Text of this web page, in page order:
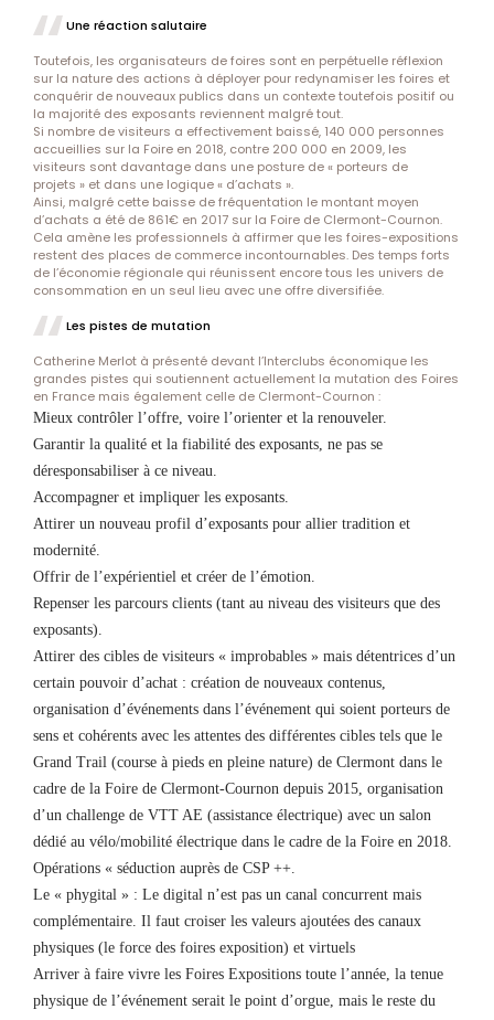
Une réaction salutaire
Toutefois, les organisateurs de foires sont en perpétuelle réflexion
sur la nature des actions à déployer pour redynamiser les foires et
conquérir de nouveaux publics dans un contexte toutefois positif ou
la majorité des exposants reviennent malgré tout.
Si nombre de visiteurs a effectivement baissé, 140 000 personnes
accueillies sur la Foire en 2018, contre 200 000 en 2009, les
visiteurs sont davantage dans une posture de « porteurs de
projets » et dans une logique « d’achats ».
Ainsi, malgré cette baisse de fréquentation le montant moyen
d’achats a été de 861€ en 2017 sur la Foire de Clermont-Cournon.
Cela amène les professionnels à affirmer que les foires-expositions
restent des places de commerce incontournables. Des temps forts
de l’économie régionale qui réunissent encore tous les univers de
consommation en un seul lieu avec une offre diversifiée.
Les pistes de mutation
Catherine Merlot à présenté devant l’Interclubs économique les
grandes pistes qui soutiennent actuellement la mutation des Foires
en France mais également celle de Clermont-Cournon :
Mieux contrôler l’offre, voire l’orienter et la renouveler.
Garantir la qualité et la fiabilité des exposants, ne pas se
déresponsabiliser à ce niveau.
Accompagner et impliquer les exposants.
Attirer un nouveau profil d’exposants pour allier tradition et
modernité.
Offrir de l’expérientiel et créer de l’émotion.
Repenser les parcours clients (tant au niveau des visiteurs que des
exposants).
Attirer des cibles de visiteurs « improbables » mais détentrices d’un
certain pouvoir d’achat : création de nouveaux contenus,
organisation d’événements dans l’événement qui soient porteurs de
sens et cohérents avec les attentes des différentes cibles tels que le
Grand Trail (course à pieds en pleine nature) de Clermont dans le
cadre de la Foire de Clermont-Cournon depuis 2015, organisation
d’un challenge de VTT AE (assistance électrique) avec un salon
dédié au vélo/mobilité électrique dans le cadre de la Foire en 2018.
Opérations « séduction auprès de CSP ++.
Le « phygital » : Le digital n’est pas un canal concurrent mais
complémentaire. Il faut croiser les valeurs ajoutées des canaux
physiques (le force des foires exposition) et virtuels
Arriver à faire vivre les Foires Expositions toute l’année, la tenue
physique de l’événement serait le point d’orgue, mais le reste du